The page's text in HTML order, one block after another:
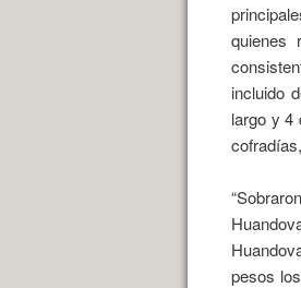
quienes
incluido
largo y 4
pesos